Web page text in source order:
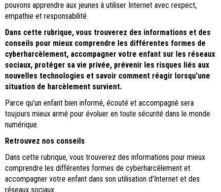
pouvons apprendre aux jeunes à utiliser Internet avec respect,
empathie et responsabilité.
Dans cette rubrique, vous trouverez des informations et des
conseils pour mieux comprendre les différentes formes de
cyberharcèlement, accompagner votre enfant sur les réseaux
sociaux, protéger sa vie privée, prévenir les risques liés aux
nouvelles technologies et savoir comment réagir lorsqu'une
situation de harcèlement survient.
Parce qu'un enfant bien informé, écouté et accompagné sera
toujours mieux armé pour évoluer en toute sécurité dans le monde
numérique.
Retrouvez nos conseils
Dans cette rubrique, vous trouverez des informations pour mieux
comprendre les différentes formes de cyberharcèlement et
accompagner votre enfant dans son utilisation d'Internet et des
réseaux sociaux.